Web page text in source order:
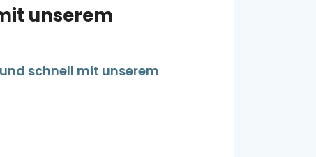
unserem
schnell mit unserem